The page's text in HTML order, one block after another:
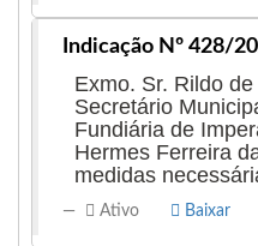
Indicação Nº 428/
Exmo. Sr. Rildo
Secretário
Fundiária de
Hermes Ferreira
medidas
Ativo Baixar